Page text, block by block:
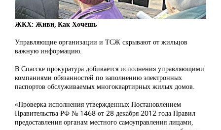
ЖКХ: Живи, Как Хочешь
Управляющие организации и ТСЖ скрывают от жильцов
важную информацию.
В Спасске прокуратура добивается исполнения управляющими
компаниями обязанностей по заполнению электронных
паспортов обслуживаемых многоквартирных жилых домов.
«Проверка исполнения утвержденных Постановлением
Правительства РФ № 1468 от 28 декабря 2012 года Правил
предоставления органам местного самоуправления лицами,